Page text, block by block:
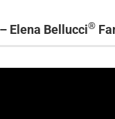
Elena Bellucci®